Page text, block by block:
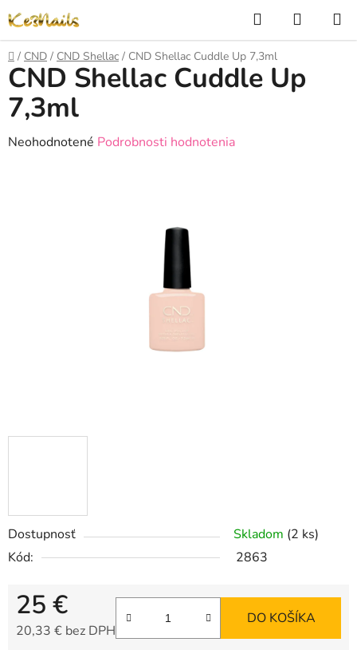
na
obsah
Hľadať
KOŠÍK
Domov
/ CND / CND Shellac / CND Shellac Cuddle Up 7,3ml
Dostupnosť Skladom (2 ks)
Kód:
2863
25 €
20,33 € bez DPH
DO KOŠÍKA
CND Shellac Cuddle Up
7,3ml
Priemerné
Neohodnotené Podrobnosti hodnotenia